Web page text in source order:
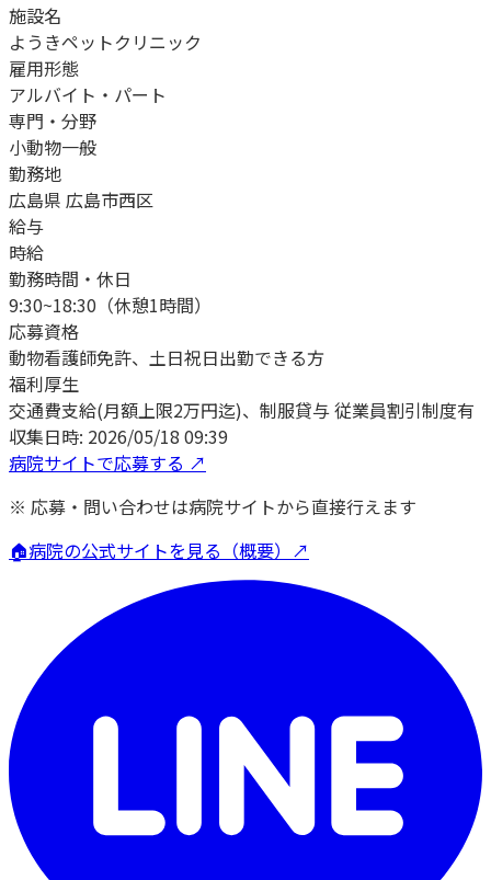
施設名
ようきペットクリニック
雇用形態
アルバイト・パート
専門・分野
小動物一般
勤務地
広島県 広島市西区
給与
時給
勤務時間・休日
9:30~18:30（休憩1時間）
応募資格
動物看護師免許、土日祝日出勤できる方
福利厚生
交通費支給(月額上限2万円迄)、制服貸与 従業員割引制度有
収集日時: 2026/05/18 09:39
病院サイトで応募する ↗
※ 応募・問い合わせは病院サイトから直接行えます
🏠病院の公式サイトを見る（概要）↗